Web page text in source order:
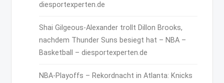
diesportexperten.de
Shai Gilgeous-Alexander trollt Dillon Brooks,
nachdem Thunder Suns besiegt hat – NBA –
Basketball – diesportexperten.de
NBA-Playoffs – Rekordnacht in Atlanta: Knicks